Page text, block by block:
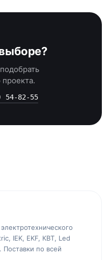
54-82-55
IEK, EKF, КВТ, Led
по всей